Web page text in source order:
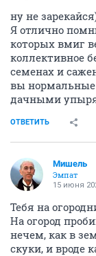
ну не
Я отлично
которых вмиг
коллективное
семенах и
вы нормальные
дачными
ОТВЕТИТЬ
Мишель
Эмпат
15 июня
Тебя на
На огород
нечем, как в
скуки, и вроде